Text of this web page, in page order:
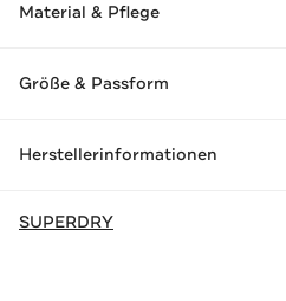
Material & Pflege
Größe & Passform
Herstellerinformationen
SUPERDRY